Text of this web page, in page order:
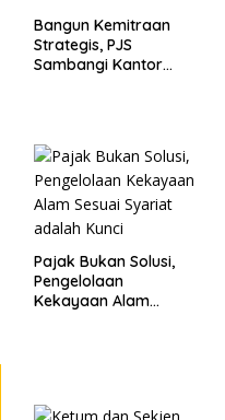
Bangun Kemitraan
Strategis, PJS
Sambangi Kantor
Pajak Bukan Solusi,
Pengelolaan
Kekayaan Alam